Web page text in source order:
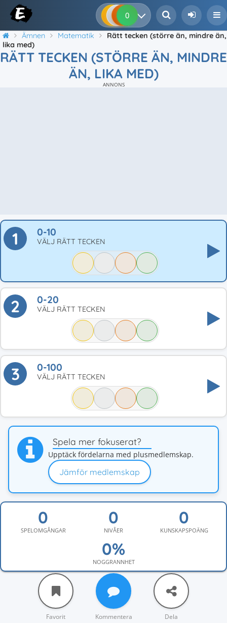
0 0 0
Ämnen Matematik
Rätt tecken (större än, mindre än,
lika med)
RÄTT TECKEN (STÖRRE ÄN, MINDRE
ÄN, LIKA MED)
ANNONS
1 0-10
VÄLJ RÄTT TECKEN
2 0-20
VÄLJ RÄTT TECKEN
3 0-100
VÄLJ RÄTT TECKEN
Spela mer fokuserat?
Upptäck fördelarna med plusmedlemskap.
Jämför medlemskap
SPELOMGÅNGAR NIVÅER KUNSKAPSPOÄNG
NOGGRANNHET
Favorit Kommentera Dela